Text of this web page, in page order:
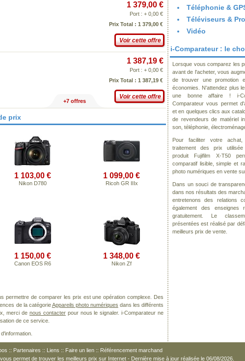
1 379,00 €
Port : + 0,00 €
Prix Total : 1 379,00 €
Voir cette offre
1 387,19 €
Port : + 0,00 €
Prix Total : 1 387,19 €
Voir cette offre
+7 offres
prix
1 103,00 €
Nikon D780
1 099,00 €
Ricoh GR IIIx
1 150,00 €
Canon EOS R6
1 348,00 €
Nikon Zf
permettre de comparer les prix est une opération complexe. Des
de la catégorieAppareils photo numériques dans les différents
merci de nous contacterpour nous le signaler. i-Comparateur ne
de ce service.
Téléphonie &
Téléviseurs &
Vidéo
i-Comparateur : le
Lorsque vous comparez les
avant de l'acheter, vous
de trouver une promotion
économies. N'attendez plus
une bonne affaire ! i-
Comparateur vous permet
et en quelques clics aux
de revendeurs de matériel
son, téléphonie,
Pour faciliter votre
traitement des prix
produit Fujifilm X-T50
comparatif lisible, simple et
photo numériques en vente
Dans un souci de
dans nos résultats des
entretenons des relations
également des enseignes
gratuitement. Le
présentées est réalisé par
meilleurs prix de vente.
:: Partenaires :: Liens :: Faire un lien :: Référencement marchand
permet de trouver les meilleurs prix sur Internet - Dernière mise à jour réalisée le 06/08/2026.